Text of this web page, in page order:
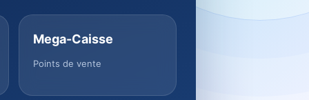
Mega-Caisse
Points de vente